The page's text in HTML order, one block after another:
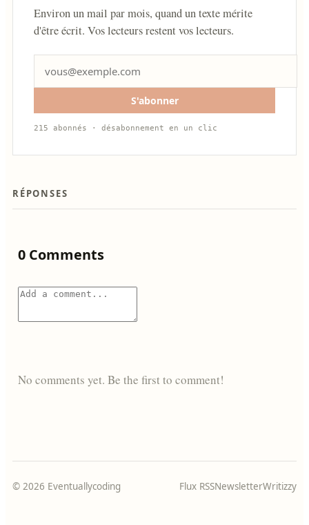
Environ un mail par mois, quand un texte mérite
d'être écrit. Vos lecteurs restent vos lecteurs.
S'abonner
215 abonnés · désabonnement en un clic
RÉPONSES
0 Comments
No comments yet. Be the first to comment!
© 2026 Eventuallycoding Flux RSSNewsletterWritizzy